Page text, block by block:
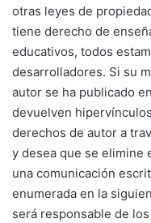
otras leyes de
tiene derecho de
educativos, todos
desarrolladores. Si su
autor se ha publicado
devuelven
derechos de autor a
y desea que se elimine
una comunicación
enumerada en la
será responsable de